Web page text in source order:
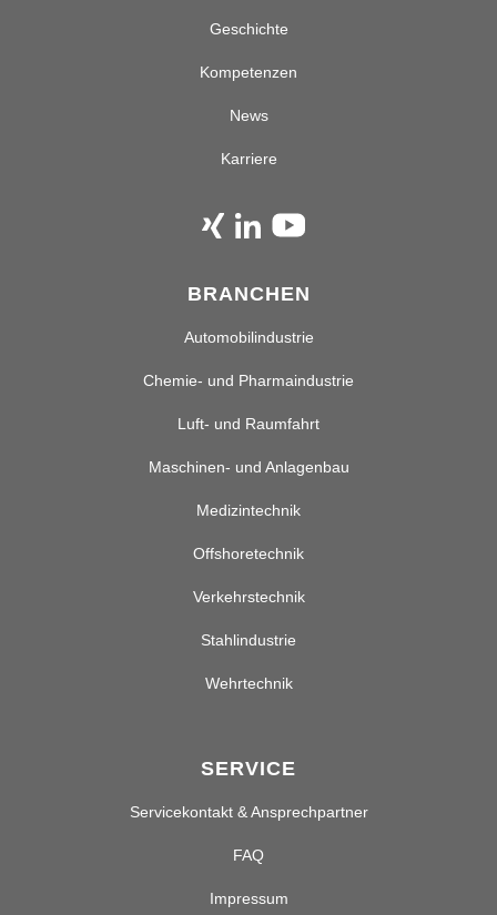
Geschichte
Kompetenzen
News
Karriere
BRANCHEN
Automobilindustrie
Chemie- und Pharmaindustrie
Luft- und Raumfahrt
Maschinen- und Anlagenbau
Medizintechnik
Offshoretechnik
Verkehrstechnik
Stahlindustrie
Wehrtechnik
SERVICE
Servicekontakt & Ansprechpartner
FAQ
Impressum